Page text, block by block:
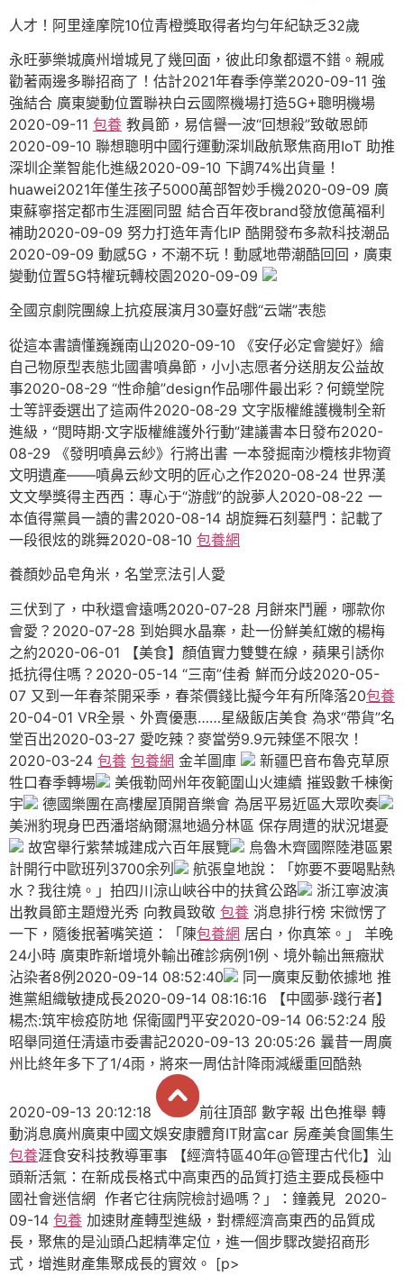
人才！阿里達摩院10位青橙獎取得者均勻年紀缺乏32歲
永旺夢樂城廣州增城見了幾回面，彼此印象都還不錯。親戚
勸著兩邊多聯招商了！估計2021年春季停業2020-09-11 強
強結合 廣東變動位置聯袂白云國際機場打造5G+聰明機場
2020-09-11 包養 教員節，易信譽一波“回想殺”致敬恩師
2020-09-10 聯想聰明中國行運動深圳啟航聚焦商用IoT 助推
深圳企業智能化進級2020-09-10 下調74%出貨量！
huawei2021年僅生孩子5000萬部智妙手機2020-09-09 廣
東蘇寧搭定都市生涯圈同盟 結合百年夜brand發放億萬福利
補助2020-09-09 努力打造年青化IP 酷開發布多款科技潮品
2020-09-09 動感5G，不潮不玩！動感地帶潮酷回回，廣東
變動位置5G特權玩轉校園2020-09-09
全國京劇院團線上抗疫展演月30臺好戲“云端”表態
從這本書讀懂巍巍南山2020-09-10 《安仔必定會變好》繪
自己物原型表態北國書噴鼻節，小小志愿者分送朋友公益故
事2020-08-29 “性命艙”design作品哪件最出彩？何鏡堂院
士等評委選出了這兩件2020-08-29 文字版權維護機制全新
進級，“閱時期·文字版權維護外行動”建議書本日發布2020-
08-29 《發明噴鼻云紗》行將出書 一本發掘南沙欖核非物資
文明遺產——噴鼻云紗文明的匠心之作2020-08-24 世界漢
文文學獎得主西西：專心于“游戲”的說夢人2020-08-22 一
本值得黨員一讀的書2020-08-14 胡旋舞石刻墓門：記載了
一段很炫的跳舞2020-08-10 包養網
養顏妙品皂角米，名堂烹法引人愛
三伏到了，中秋還會遠嗎2020-07-28 月餅來鬥麗，哪款你
會愛？2020-07-28 到始興水晶寨，赴一份鮮美紅嫩的楊梅
之約2020-06-01 【美食】顏值實力雙雙在線，蘋果引誘你
抵抗得住嗎？2020-05-14 “三南”佳肴 鮮而分歧2020-05-
07 又到一年春茶開采季，春茶價錢比擬今年有所降落20包養
20-04-01 VR全景、外賣優惠……星級飯店美食 為求“帶貨”名
堂百出2020-03-27 愛吃辣？麥當勞9.9元辣堡不限次！
2020-03-24 包養 包養網 金羊圖庫
新疆巴音布魯克草原
牲口春季轉場
美俄勒岡州年夜範圍山火連續 摧毀數千棟衡
宇
德國樂團在高樓屋頂開音樂會 為居平易近區大眾吹奏
美洲豹現身巴西潘塔納爾濕地過分林區 保存周遭的狀況堪憂
故宮舉行紫禁城建成六百年展覽
烏魯木齊國際陸港區累
計開行中歐班列3700余列
航張皇地說：「妳要不要喝點熱
水？我往燒。」拍四川涼山峽谷中的扶貧公路
浙江寧波演
出教員節主題燈光秀 向教員致敬 包養 消息排行榜 宋微愣了
一下，隨後抿著嘴笑道：「陳包養網 居白，你真笨。」 羊晚
24小時 廣東昨新增境外輸出確診病例1例、境外輸出無癥狀
沾染者8例2020-09-14 08:52:40
同一廣東反動依據地 推
進黨組織敏捷成長2020-09-14 08:16:16 【中國夢·踐行者】
楊杰:筑牢檢疫防地 保衛國門平安2020-09-14 06:52:24 殷
昭舉同道任清遠市委書記2020-09-13 20:05:26 曩昔一周廣
州比終年多下了1/4雨，將來一周估計降雨減緩重回酷熱
2020-09-13 20:12:18
前往頂部 數字報 出色推舉 轉
動消息廣州廣東中國文娛安康體育IT財富car 房產美食圖集生
包養涯食安科技教導軍事 【經濟特區40年@管理古代化】汕
頭新活氣：在新成長格式中高東西的品質打造主要成長極中
國社會迷信網 作者它往病院檢討過嗎？」：鐘義見 2020-
09-14 包養 加速財產轉型進級，對標經濟高東西的品質成
長，聚焦的是汕頭凸起精準定位，進一個步驟改變招商形
式，增進財產集聚成長的實效。 [p>